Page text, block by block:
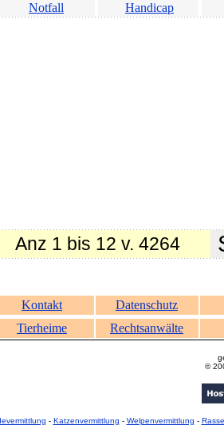
Notfall Handicap
Anz 1 bis 12 v. 4264
Kontakt
Datenschutz
Tierheime Rechtsanwälte
©
- Katzenvermittlung - Welpenvermittlung -